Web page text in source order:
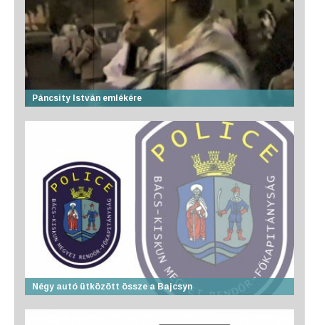
Páncsity István emlékére
Négy autó ütközött össze a Bajcsyn